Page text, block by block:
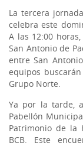
La tercera
celebra este
A las 12:00
San Antonio de
entre San
equipos
Grupo Norte.
Ya por la tarde,
Pabellón
Patrimonio de la
BCB. Este